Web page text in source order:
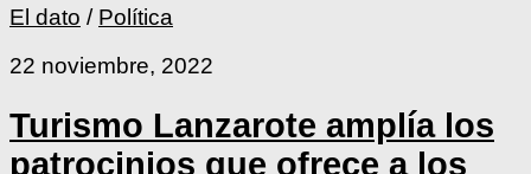
El dato / Política
22 noviembre, 2022
Turismo Lanzarote amplía los
patrocinios que ofrece a los